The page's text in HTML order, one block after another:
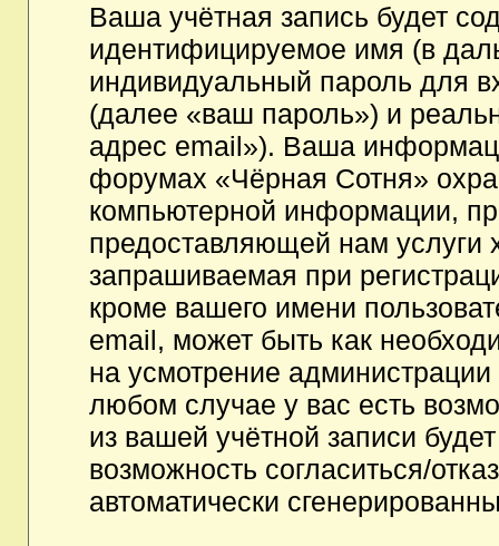
Ваша учётная запись будет
идентифицируемое имя (в
индивидуальный пароль для
(далее «ваш пароль») и
адрес email»). Ваша
форумах «Чёрная Сотня»
компьютерной информации,
предоставляющей нам услуги
запрашиваемая при
кроме вашего имени
email, может быть как
на усмотрение
любом случае у вас есть
из вашей учётной записи
возможность согласиться/
автоматически